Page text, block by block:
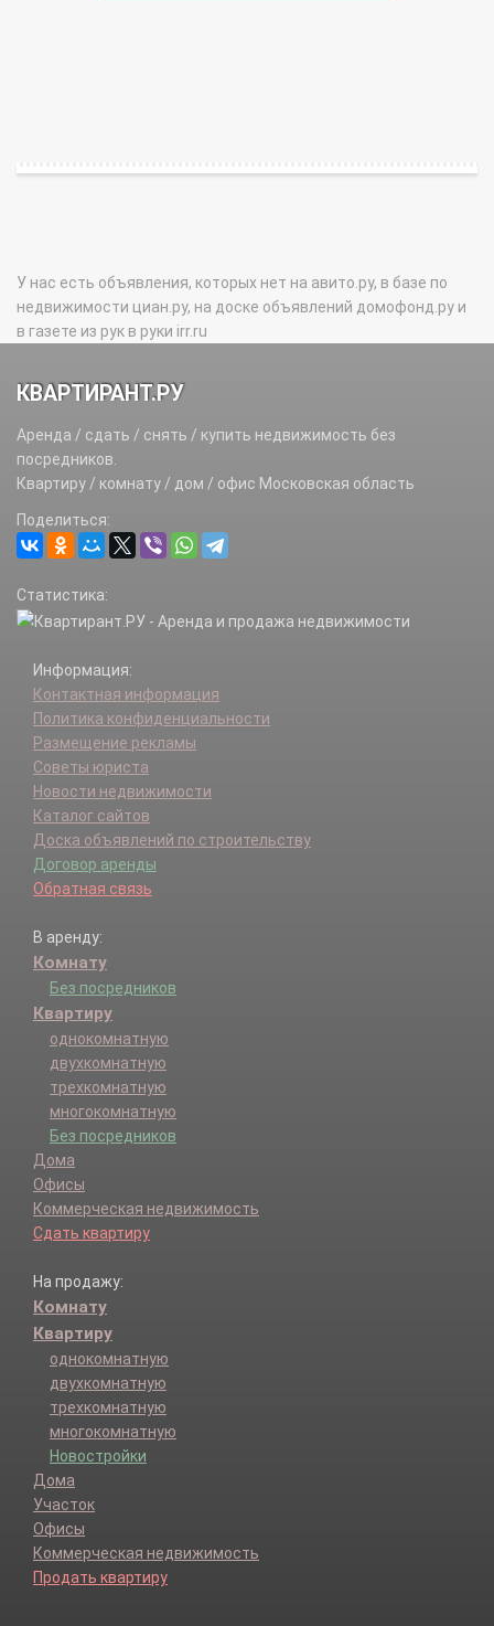
У нас есть объявления, которых нет на авито.ру, в базе по
недвижимости циан.ру, на доске объявлений домофонд.ру и
в газете из рук в руки irr.ru
КВАРТИРАНТ.РУ
Аренда / сдать / снять / купить недвижимость без
посредников.
Квартиру / комнату / дом / офис Московская область
Поделиться:
Статистика:
Информация:
Контактная информация
Политика конфиденциальности
Размещение рекламы
Советы юриста
Новости недвижимости
Каталог сайтов
Доска объявлений по строительству
Договор аренды
Обратная связь
В аренду:
Комнату
Без посредников
Квартиру
однокомнатную
двухкомнатную
трехкомнатную
многокомнатную
Без посредников
Дома
Офисы
Коммерческая недвижимость
Сдать квартиру
На продажу:
Комнату
Квартиру
однокомнатную
двухкомнатную
трехкомнатную
многокомнатную
Новостройки
Дома
Участок
Офисы
Коммерческая недвижимость
Продать квартиру